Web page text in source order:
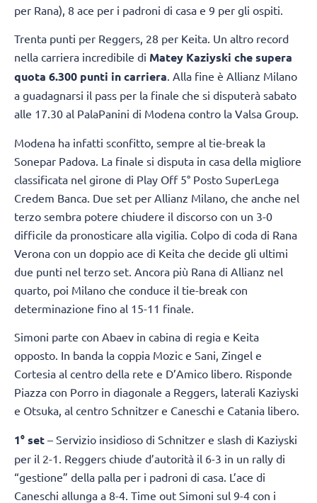
per Rana), 8 ace per i padroni di casa e 9 per gli ospiti.
Trenta punti per Reggers, 28 per Keita. Un altro record
nella carriera incredibile di Matey Kaziyski che supera
quota 6.300 punti in carriera. Alla fine è Allianz Milano
a guadagnarsi il pass per la finale che si disputerà sabato
alle 17.30 al PalaPanini di Modena contro la Valsa Group.
Modena ha infatti sconfitto, sempre al tie-break la
Sonepar Padova. La finale si disputa in casa della migliore
classificata nel girone di Play Off 5° Posto SuperLega
Credem Banca. Due set per Allianz Milano, che anche nel
terzo sembra potere chiudere il discorso con un 3-0
difficile da pronosticare alla vigilia. Colpo di coda di Rana
Verona con un doppio ace di Keita che decide gli ultimi
due punti nel terzo set. Ancora più Rana di Allianz nel
quarto, poi Milano che conduce il tie-break con
determinazione fino al 15-11 finale.
Simoni parte con Abaev in cabina di regia e Keita
opposto. In banda la coppia Mozic e Sani, Zingel e
Cortesia al centro della rete e D’Amico libero. Risponde
Piazza con Porro in diagonale a Reggers, laterali Kaziyski
e Otsuka, al centro Schnitzer e Caneschi e Catania libero.
1° set – Servizio insidioso di Schnitzer e slash di Kaziyski
per il 2-1. Reggers chiude d’autorità il 6-3 in un rally di
“gestione” della palla per i padroni di casa. L’ace di
Caneschi allunga a 8-4. Time out Simoni sul 9-4 con i